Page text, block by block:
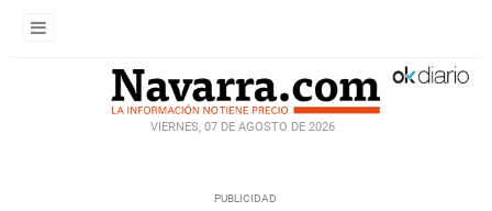
VIERNES, 07 DE AGOSTO DE 2026